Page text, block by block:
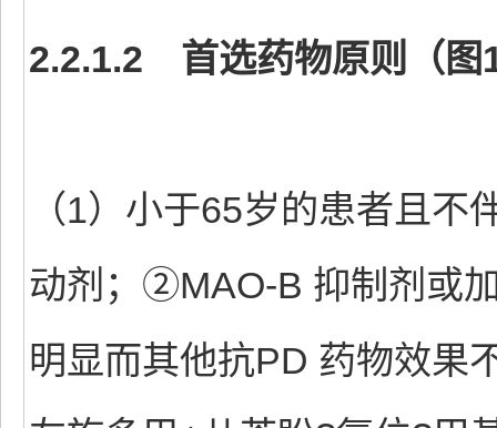
2.2.1.2 首选药物原则（图
（1）小于65岁的患者且
动剂；②MAO-B 抑制剂或
明显而其他抗PD 药物效果